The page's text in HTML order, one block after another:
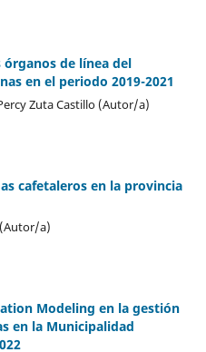
órganos de línea del
en el periodo 2019-2021
Zuta Castillo (Autor/a)
cafetaleros en la provincia
(Autor/a)
Modeling en la gestión
en la Municipalidad